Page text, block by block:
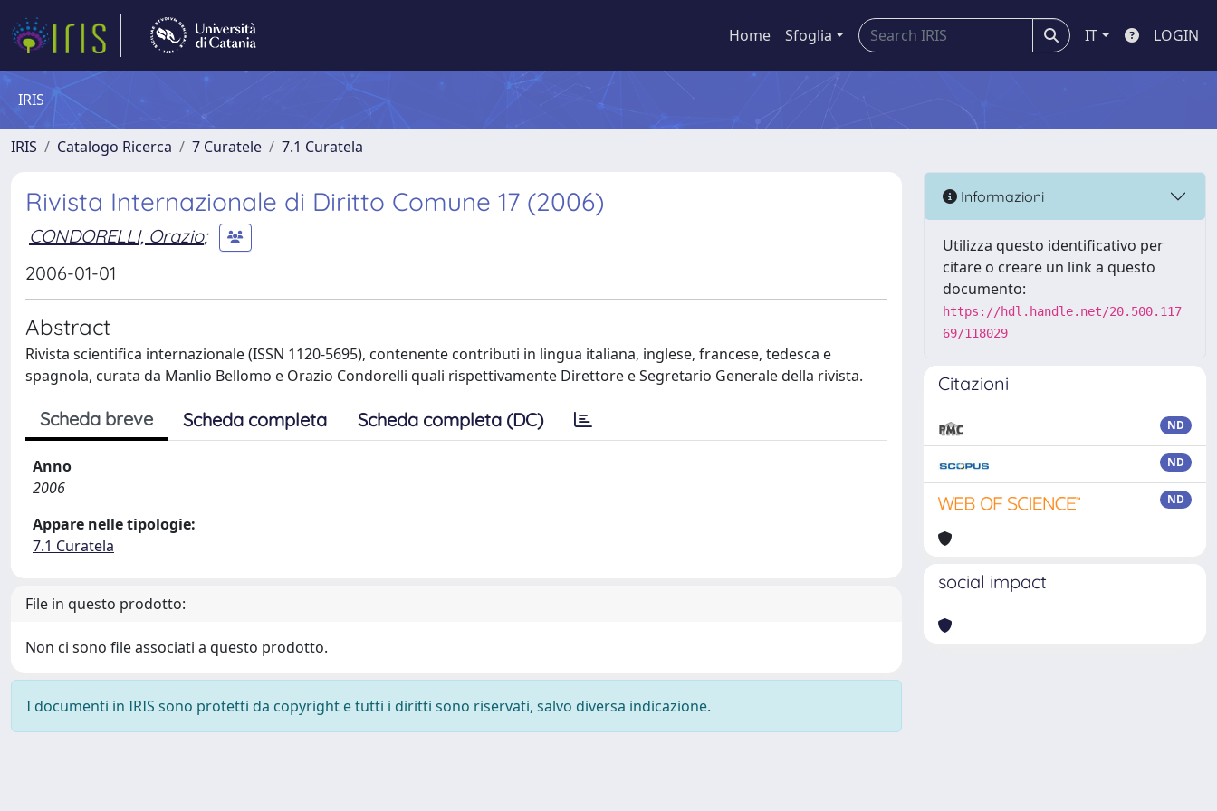
Home Sfoglia IT LOGIN
IRIS
IRIS Catalogo Ricerca 7 Curatele 7.1 Curatela
Rivista Internazionale di Diritto Comune 17 (2006)
CONDORELLI, Orazio;
2006-01-01
Abstract
Rivista scientifica internazionale (ISSN 1120-5695), contenente contributi in lingua italiana, inglese, francese, tedesca e
spagnola, curata da Manlio Bellomo e Orazio Condorelli quali rispettivamente Direttore e Segretario Generale della rivista.
Scheda breve Scheda completa Scheda completa (DC)
Anno
2006
Appare nelle tipologie:
7.1 Curatela
File in questo prodotto:
Non ci sono file associati a questo prodotto.
I documenti in IRIS sono protetti da copyright e tutti i diritti sono riservati, salvo diversa indicazione.
Informazioni
Utilizza questo identificativo per
citare o creare un link a questo
documento:
https://hdl.handle.net/20.500.117
69/118029
Citazioni
ND
ND
ND
social impact